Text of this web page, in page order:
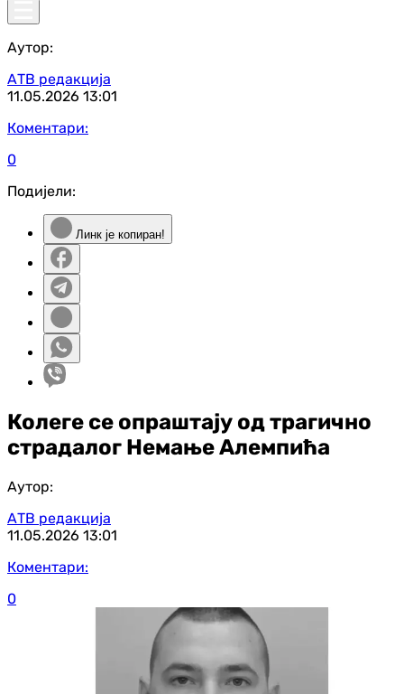
Аутор:
АТВ редакција
11.05.2026 13:01
Коментари:
0
Подијели:
Линк је копиран!
Колеге се опраштају од трагично
страдалог Немање Алемпића
Аутор:
АТВ редакција
11.05.2026 13:01
Коментари:
0